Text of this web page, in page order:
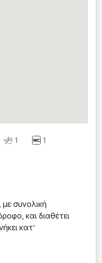
1
1
συνολική
και διαθέτει
κατ’